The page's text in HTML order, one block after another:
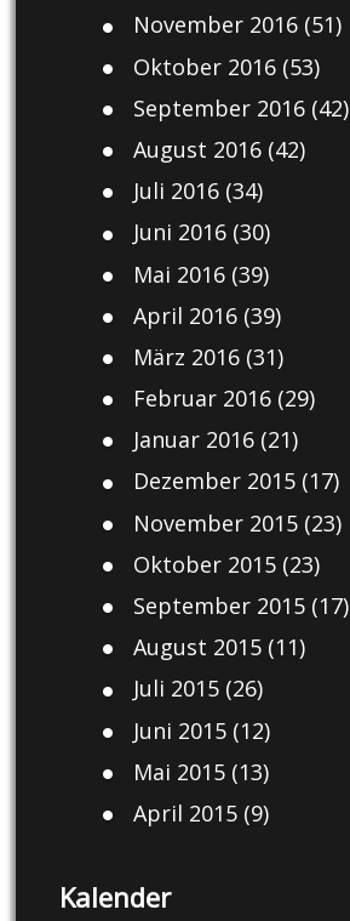
November 2016(51)
Oktober 2016(53)
September 2016(42)
August 2016(42)
Juli 2016(34)
Juni 2016(30)
Mai 2016(39)
April 2016(39)
März 2016(31)
Februar 2016(29)
Januar 2016(21)
Dezember 2015(17)
November 2015(23)
Oktober 2015(23)
September 2015(17)
August 2015(11)
Juli 2015(26)
Juni 2015(12)
Mai 2015(13)
April 2015(9)
Kalender